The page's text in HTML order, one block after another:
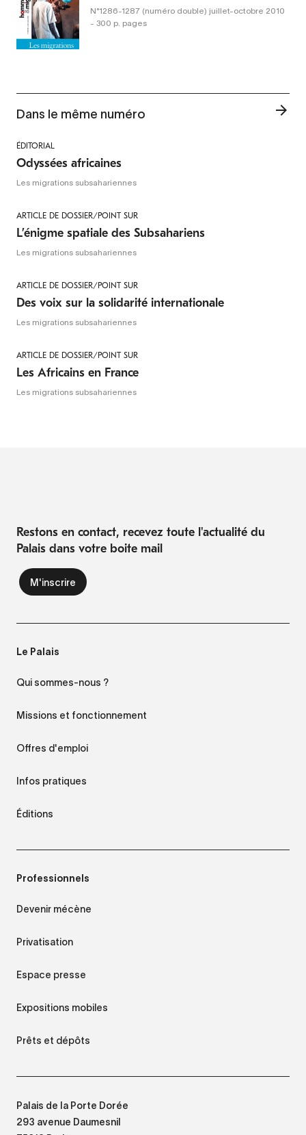
N°1286-1287 (numéro double) juillet-octobre 2010
- 300 p. pages
Dans le même numéro
ÉDITORIAL
Odyssées africaines
Les migrations subsahariennes
ARTICLE DE DOSSIER/POINT SUR
L’énigme spatiale des Subsahariens
Les migrations subsahariennes
ARTICLE DE DOSSIER/POINT SUR
Des voix sur la solidarité internationale
Les migrations subsahariennes
ARTICLE DE DOSSIER/POINT SUR
Les Africains en France
Les migrations subsahariennes
Restons en contact, recevez toute l'actualité du
Palais dans votre boite mail
Le Palais
Qui sommes-nous ?
Missions et fonctionnement
Offres d'emploi
Infos pratiques
Éditions
Professionnels
Devenir mécène
Privatisation
Espace presse
Expositions mobiles
Prêts et dépôts
Palais de la Porte Dorée
293 avenue Daumesnil